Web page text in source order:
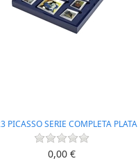
PICASSO SERIE COMPLETA PLATA
0,00 €